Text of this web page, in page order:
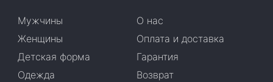
Мужчины
Женщины
Детская форма
Одежда
О нас
Оплата и доставка
Гарантия
Возврат